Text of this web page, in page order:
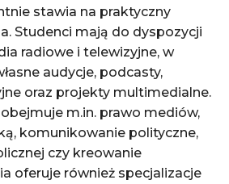
stawia na praktyczny
Studenci mają do dyspozycji
radiowe i telewizyjne, w
audycje, podcasty,
oraz projekty multimedialne.
m.in. prawo mediów,
komunikowanie polityczne,
czy kreowanie
oferuje również specjalizacje